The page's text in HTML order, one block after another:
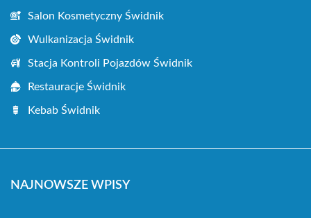
Salon Kosmetyczny Świdnik
Wulkanizacja Świdnik
Stacja Kontroli Pojazdów Świdnik
Restauracje Świdnik
Kebab Świdnik
NAJNOWSZE WPISY